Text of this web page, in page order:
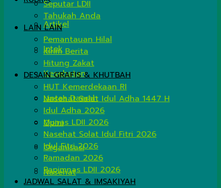
Artikel
Iptek
Kesehatan
Lintas Daerah
Opini
Organisasi
Nasehat
Seputar LDII
Tahukah Anda
LAIN LAIN
Pemantauan Hilal
Kirim Berita
Hitung Zakat
DESAIN GRAFIS & KHUTBAH
HUT Kemerdekaan RI
Nasehat Salat Idul Adha 1447 H
Idul Adha 2026
Munas LDII 2026
Nasehat Solat Idul Fitri 2026
Idul Fitri 2026
Ramadan 2026
Rapimnas LDII 2026
JADWAL SALAT & IMSAKIYAH